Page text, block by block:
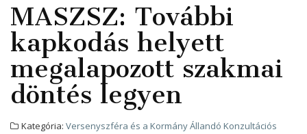
MASZSZ: További
kapkodás helyett
megalapozott szakmai
döntés legyen
Kategória: Versenyszféra és a Kormány Állandó Konzultációs